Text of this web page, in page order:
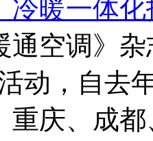
冷暖一体
调》杂
动，自去
重庆、成